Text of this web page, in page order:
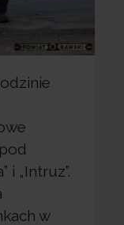
i „Intruz”.
w